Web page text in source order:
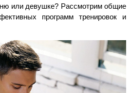
или девушке? Рассмотрим общие
программ тренировок и